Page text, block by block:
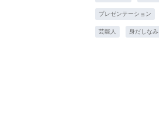
プレゼンテーション
芸能人 身だしなみ